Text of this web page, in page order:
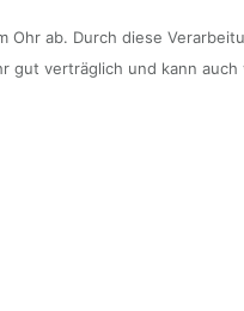
ab. Durch diese
gut verträglich und kann auch